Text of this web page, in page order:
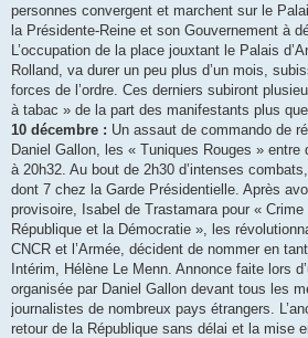
personnes convergent et marchent sur le
la Présidente-Reine et son Gouvernement à
L’occupation de la place jouxtant le Palais
Rolland, va durer un peu plus d’un mois,
forces de l’ordre. Ces derniers subiront
à tabac » de la part des manifestants plus que
10 décembre : Un assaut de commando de
Daniel Gallon, les « Tuniques Rouges » entre
à 20h32. Au bout de 2h30 d’intenses
dont 7 chez la Garde Présidentielle. Après
provisoire, Isabel de Trastamara pour «
République et la Démocratie », les
CNCR et l’Armée, décident de nommer en
Intérim, Hélène Le Menn. Annonce faite lors
organisée par Daniel Gallon devant tous les
journalistes de nombreux pays étrangers.
retour de la République sans délai et la mise